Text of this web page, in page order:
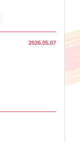
2026.05.07